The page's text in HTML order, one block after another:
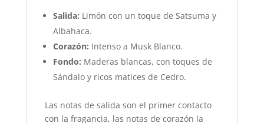
Salida: Limón con un toque de Satsuma y
Albahaca.
Corazón: Intenso a Musk Blanco.
Fondo: Maderas blancas, con toques de
Sándalo y ricos matices de Cedro.
Las notas de salida son el primer contacto
con la fragancia, las notas de corazón la